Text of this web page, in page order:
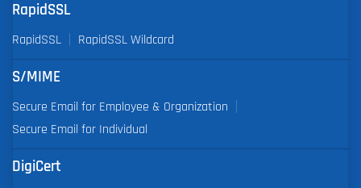
RapidSSL
RapidSSL RapidSSL Wildcard
S/MIME
Secure Email for Employee & Organization
Secure Email for Individual
DigiCert